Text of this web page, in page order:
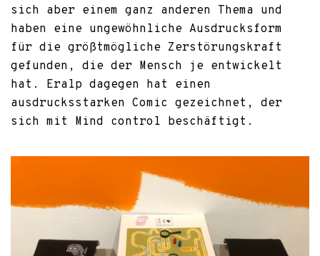
sich aber einem ganz anderen Thema und
haben eine ungewöhnliche Ausdrucksform
für die größtmögliche Zerstörungskraft
gefunden, die der Mensch je entwickelt
hat. Eralp dagegen hat einen
ausdrucksstarken Comic gezeichnet, der
sich mit Mind control beschäftigt.